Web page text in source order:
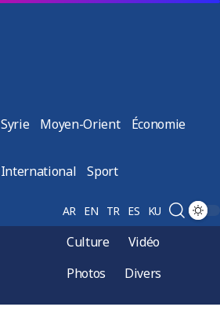
Syrie Moyen-Orient Économie
International Sport
AR EN TR ES KU
Culture
Vidéo
Photos
Divers